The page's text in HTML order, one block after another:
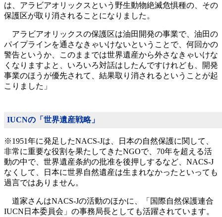
は、アラビアオリックスという野生動物絶滅危惧種の、その
保護区が取り消されることになりました。
アラビアオリックスの保護区は油田開発の事業で、油田の
パイプラインを通さなきゃいけないということで、何回かの
警告というか、このままでは世界遺産から外さなきゃいけな
くなりますよと、いろいろ対話はしたんですけれども、開発
事業のほうが優先されて、結果取り消されるということが起
こりました」
IUCNの「世界遺産戦略」
※1951年に発足したNACS-Jは、日本の自然保護に関して、
非常に重要な役割を果たしてきたNGOで、70年を超える活
動の中で、世界遺産条約の批准を後押しするなど、NACS-J
なくして、日本に世界自然遺産は生まれなかったといっても
過言ではありません。
道家さんはNACS-Jの活動のほかに、「国際自然保護連合
IUCN日本委員会」の事務局長としても活躍されています。